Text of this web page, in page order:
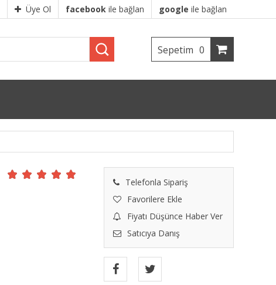
Üye Ol facebook ile bağlan google ile bağlan
Sepetim 0
Telefonla Sipariş
Favorilere Ekle
Fiyatı Düşünce Haber Ver
Satıcıya Danış